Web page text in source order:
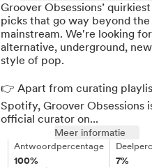
Groover Obsessions’
picks that go way beyond the
mainstream. We're looking
alternative, underground,
style of pop.
👉 Apart from curating
Spotify, Groover Obsessions
official curator on...
Meer informatie
Antwoordpercentage
100% 7%